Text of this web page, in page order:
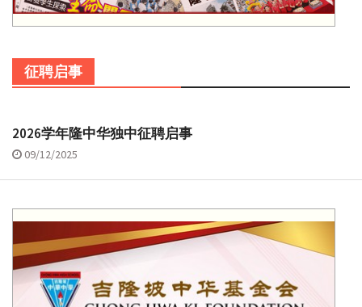
征聘启事
2026学年隆中华独中征聘启事
09/12/2025